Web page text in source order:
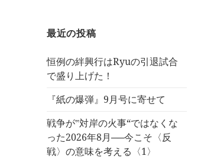
最近の投稿
恒例の絆興行はRyuの引退試合
で盛り上げた！
『紙の爆弾』9月号に寄せて
戦争が‟対岸の火事“ではなくな
った2026年8月──今こそ〈反
戦〉の意味を考える〈1〉